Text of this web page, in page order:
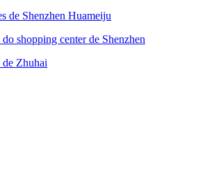
de Shenzhen Huameiju
shopping center de Shenzhen
de Zhuhai